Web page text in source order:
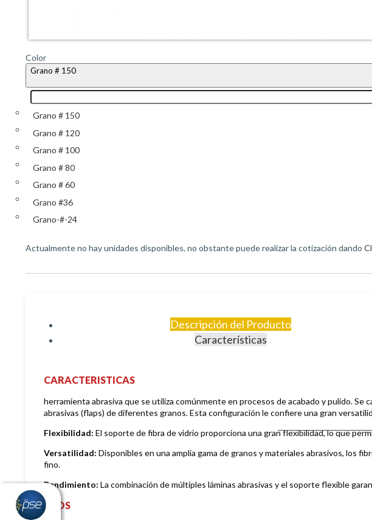
Color
Grano # 150
Grano # 150
Grano # 120
Grano # 100
Grano # 80
Grano # 60
Grano #36
Grano-#-24
Actualmente no hay unidades disponibles, no obstante puede realizar la cotización dando
Descripción del Producto
Características
CARACTERISTICAS
herramienta abrasiva que se utiliza comúnmente en procesos de acabado y pulido.
abrasivas (flaps) de diferentes granos. Esta configuración le confiere una gran
Flexibilidad: El soporte de fibra de vidrio proporciona una gran flexibilidad, lo que
Versatilidad: Disponibles en una amplia gama de granos y materiales abrasivos, los
fino.
Rendimiento: La combinación de múltiples láminas abrasivas y el soporte flexible
USOS